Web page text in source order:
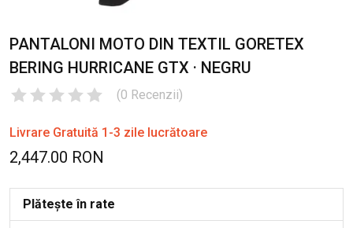
PANTALONI MOTO DIN TEXTIL GORETEX
BERING HURRICANE GTX · NEGRU
(0 Recenzii)
Livrare Gratuită 1-3 zile lucrătoare
2,447.00 RON
Plătește în rate